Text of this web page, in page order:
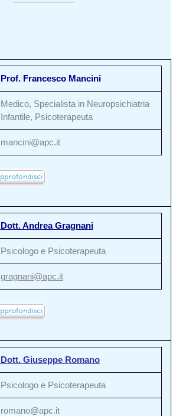
Prof. Francesco Mancini
Medico, Specialista in Neuropsichiatria
Infantile, Psicoterapeuta
mancini@apc.it
Dott. Andrea Gragnani
Psicologo e Psicoterapeuta
gragnani@apc.it
Dott. Giuseppe Romano
Psicologo e Psicoterapeuta
romano@apc.it